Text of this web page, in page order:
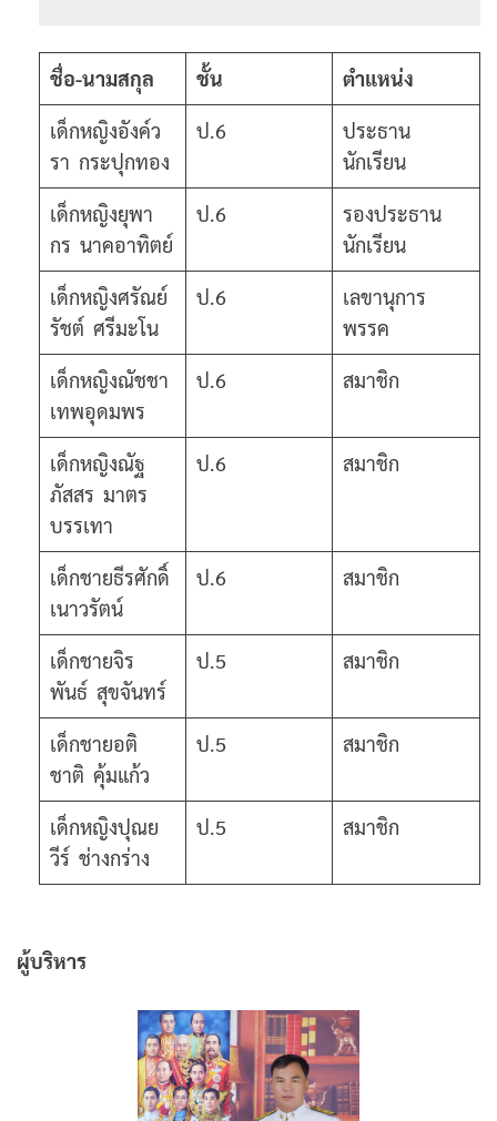
ชื่อ-นามสกุล ชั้น ตำแหน่ง
เด็กหญิงอังค์ว
รา กระปุกทอง
ป.6
ประธาน
นักเรียน
เด็กหญิงยุพา
กร นาคอาทิตย์
ป.6
รองประธาน
นักเรียน
เด็กหญิงศรัณย์
รัชต์ ศรีมะโน
ป.6
เลขานุการ
พรรค
เด็กหญิงณัชชา
เทพอุดมพร
ป.6 สมาชิก
เด็กหญิงณัฐ
ภัสสร มาตร
บรรเทา
ป.6 สมาชิก
เด็กชายธีรศักดิ์
เนาวรัตน์
ป.6 สมาชิก
เด็กชายจิร
พันธ์ สุขจันทร์
ป.5 สมาชิก
เด็กชายอติ
ชาติ คุ้มแก้ว
ป.5 สมาชิก
เด็กหญิงปุณย
วีร์ ช่างกร่าง
ป.5 สมาชิก
ผู้บริหาร